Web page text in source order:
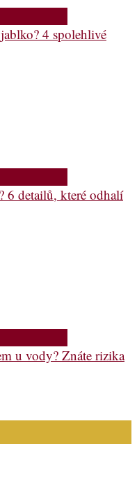
4 spolehlivé
6 detailů, které odhalí
u vody? Znáte rizika